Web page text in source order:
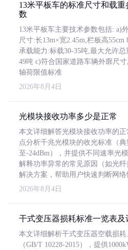
13米平板车的标准尺寸和载重
数
13米平板车主要技术参数包括: a)
尺寸:长13m×宽2.45m,栏板高55cm
承载能力:标载30-35吨,最大允许总
49吨 c)符合国家道路车辆外廓尺寸
轴荷限值标准
2026年8月4日
光模块接收功率多少是正常
本文详细解答光模块接收功率的
点分析千兆光模块的收光标准（
至-24dBm），并提供不同速率光
解释功率异常的常见原因（如光
解决方案，帮助用户快速判断网络
2026年8月4日
干式变压器损耗标准一览表及
本文详细解析干式变压器空载损
（GB/T 10228-2015），提供